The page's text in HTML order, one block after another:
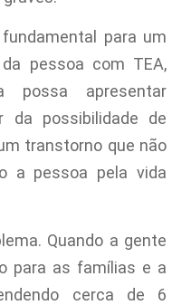
para um
pessoa com TEA,
possa apresentar
da possibilidade de
transtorno que não
a pessoa pela vida
Quando a gente
para as famílias e a
cerca de 6